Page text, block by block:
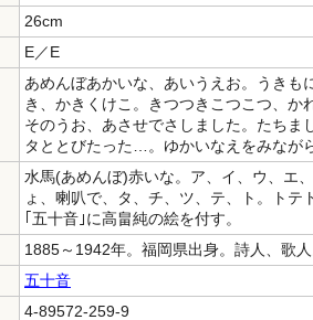
26cm
E／E
あめんぼあかいな、あいうえお。うき
き、かきくけこ。きつつきこつこつ、か
そのうお、あさせでさしました。たちま
タととびたった…。ゆかいなえをみなが
水馬(あめんぼ)赤いな。ア、イ、ウ、エ
ょ、喇叭で、タ、チ、ツ、テ、ト。ト
｢五十音｣に高畠純の絵を付す。
1885～1942年。福岡県出身。詩人、歌
五十音
4-89572-259-9